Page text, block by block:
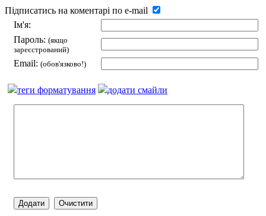
Підписатись на коментарі по e-mail
Ім'я:
Пароль: (якщо
зареєстрований)
Email: (обов'язково!)
теги форматування додати смайли